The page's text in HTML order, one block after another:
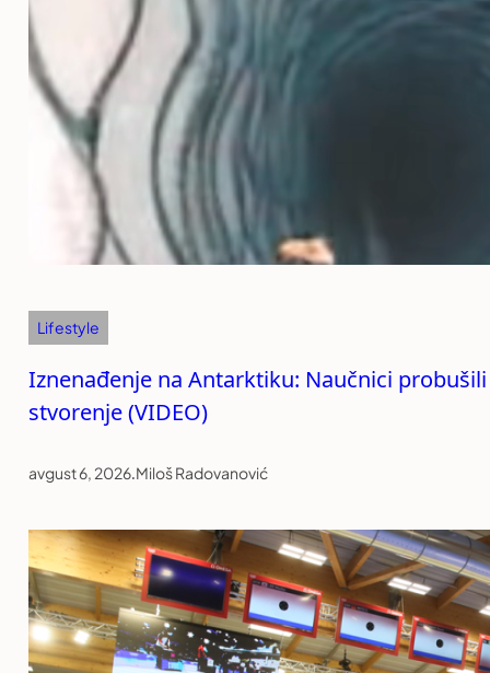
Lifestyle
Iznenađenje na Antarktiku: Naučnici
stvorenje (VIDEO)
avgust 6, 2026.Miloš Radovanović